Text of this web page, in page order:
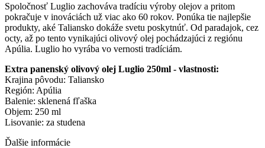
Spoločnosť Luglio zachováva tradíciu výroby olejov a pritom
pokračuje v inováciách už viac ako 60 rokov. Ponúka tie najlepšie
produkty, aké Taliansko dokáže svetu poskytnúť. Od paradajok, cez
octy, až po tento vynikajúci olivový olej pochádzajúci z regiónu
Apúlia. Luglio ho vyrába vo vernosti tradíciám.
Extra panenský olivový olej Luglio 250ml - vlastnosti:
Krajina pôvodu: Taliansko
Región: Apúlia
Balenie: sklenená fľaška
Objem: 250 ml
Lisovanie: za studena
Ďalšie informácie